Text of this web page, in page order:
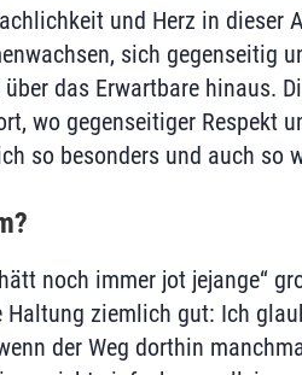
und Herz in dieser
sich gegenseitig
das Erwartbare hinaus.
wo gegenseitiger Respekt
so besonders und auch so
noch immer jot jejange“
ziemlich gut: Ich
der Weg dorthin